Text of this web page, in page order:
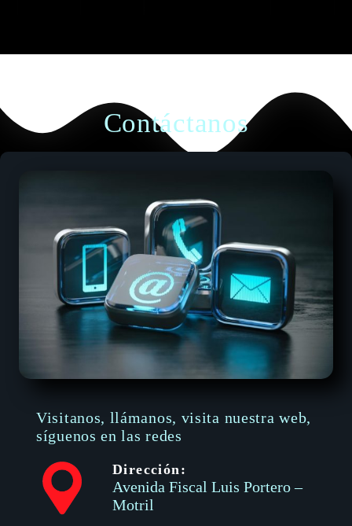
Contáctanos
Visitanos, llámanos, visita nuestra web,
síguenos en las redes
Dirección:
Avenida Fiscal Luis Portero –
Motril